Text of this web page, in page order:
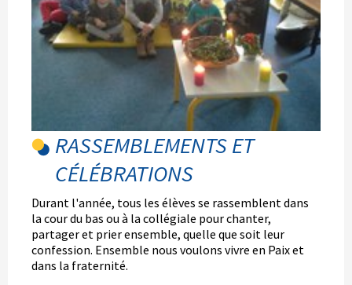
RASSEMBLEMENTS ET
CÉLÉBRATIONS
Durant l'année, tous les élèves se rassemblent dans
la cour du bas ou à la collégiale pour chanter,
partager et prier ensemble, quelle que soit leur
confession. Ensemble nous voulons vivre en Paix et
dans la fraternité.